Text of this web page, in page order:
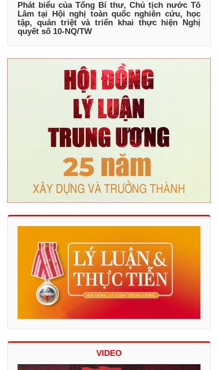
Phát biểu của Tổng Bí thư, Chủ tịch nước Tô
Lâm tại Hội nghị toàn quốc nghiên cứu, học
tập, quán triệt và triển khai thực hiện Nghị
quyết số 10-NQ/TW
VIDEO